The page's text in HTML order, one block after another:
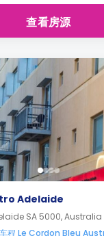
查看房源
Adelaide
SA 5000, Australia
程 Le Cordon Bleu